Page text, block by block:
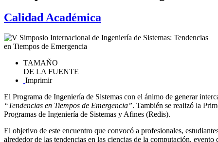
Calidad Académica
TAMAÑO
DE LA FUENTE
Imprimir
El Programa de Ingeniería de Sistemas con el ánimo de generar
“Tendencias en Tiempos de Emergencia”. También se realizó la
Programas de Ingeniería de Sistemas y Afines (Redis).
El objetivo de este encuentro que convocó a profesionales,
alrededor de las tendencias en las ciencias de la computación,